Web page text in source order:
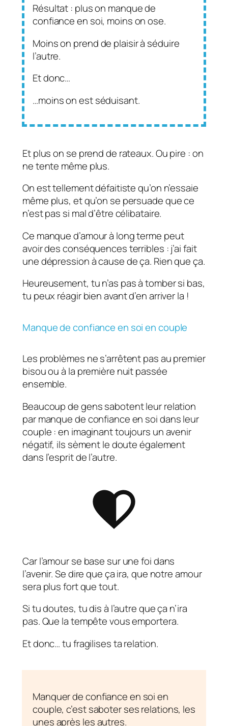
Résultat : plus on manque de
confiance en soi, moins on ose.
Moins on prend de plaisir à séduire
l’autre.
Et donc…
…moins on est séduisant.
Et plus on se prend de rateaux. Ou pire : on
ne tente même plus.
On est tellement défaitiste qu’on n’essaie
même plus, et qu’on se persuade que ce
n’est pas si mal d’être célibataire.
Ce manque d’amour à long terme peut
avoir des conséquences terribles : j’ai fait
une dépression à cause de ça. Rien que ça.
Heureusement, tu n’as pas à tomber si bas,
tu peux réagir bien avant d’en arriver la !
Manque de confiance en soi en couple
Les problèmes ne s’arrêtent pas au premier
bisou ou à la première nuit passée
ensemble.
Beaucoup de gens sabotent leur relation
par manque de confiance en soi dans leur
couple : en imaginant toujours un avenir
négatif, ils sèment le doute également
dans l’esprit de l’autre.
Car l’amour se base sur une foi dans
l’avenir. Se dire que ça ira, que notre amour
sera plus fort que tout.
Si tu doutes, tu dis à l’autre que ça n’ira
pas. Que la tempête vous emportera.
Et donc… tu fragilises ta relation.
Manquer de confiance en soi en
couple, c’est saboter ses relations, les
unes après les autres.